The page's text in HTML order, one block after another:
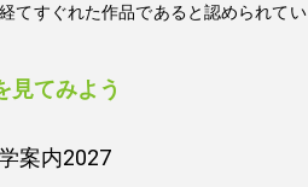
てすぐれた作品であると認められてい
見てみよう
案内2027